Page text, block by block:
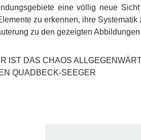
eine völlig neue
zu erkennen, ihre
zu den gezeigten
IST DAS CHAOS
QUADBECK-SEEGER